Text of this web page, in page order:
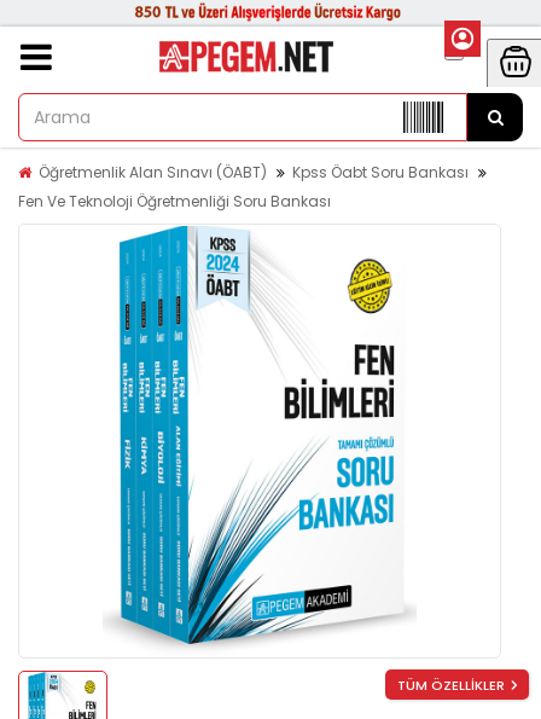
Öğretmenlik Alan Sınavı (ÖABT)
Kpss Öabt Soru Bankası
Fen Ve Teknoloji Öğretmenliği Soru Bankası
TÜM ÖZELLİKLER